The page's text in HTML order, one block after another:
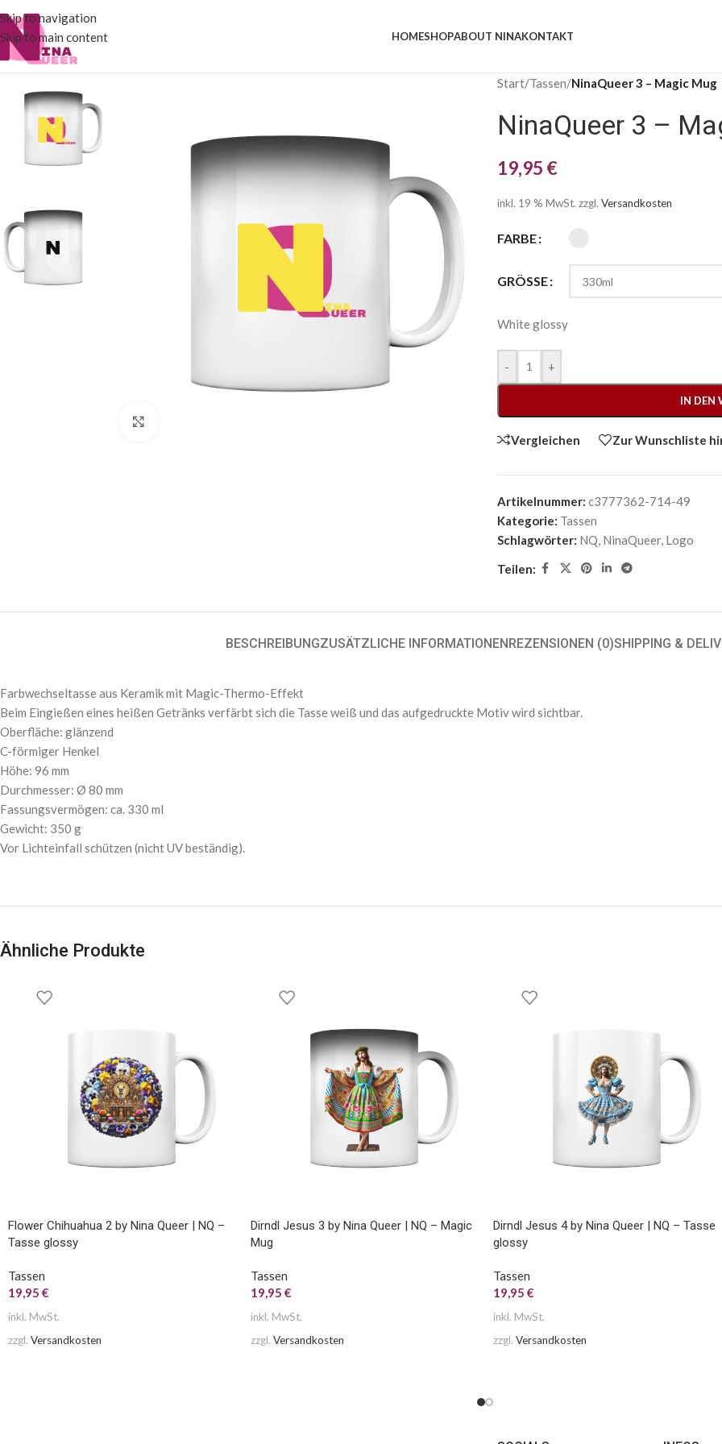
Skip to navigation
Skip to main content
HOMESHOPABOUT NINAKONTAKT
Start/Tassen/NinaQueer 3 – Magic Mug
NinaQueer 3 –
19,95 €
inkl. 19 % MwSt. zzgl. Versandkosten
FARBE
GRÖSSE
White glossy
- +
IN DEN
Vergleichen Zur Wunschliste
Artikelnummer: c3777362-714-49
Kategorie: Tassen
Schlagwörter: NQ, NinaQueer, Logo
Teilen:
BESCHREIBUNGZUSÄTZLICHE INFORMATIONENREZENSIONEN (0)SHIPPING &
Farbwechseltasse aus Keramik mit Magic-Thermo-Effekt
Beim Eingießen eines heißen Getränks verfärbt sich die Tasse weiß und das aufgedruckte Motiv wird sichtbar.
Oberfläche: glänzend
C-förmiger Henkel
Höhe: 96 mm
Durchmesser: Ø 80 mm
Fassungsvermögen: ca. 330 ml
Gewicht: 350 g
Vor Lichteinfall schützen (nicht UV beständig).
Ähnliche Produkte
Flower Chihuahua 2 by Nina Queer | NQ –
Tasse glossy
Tassen
19,95 €
inkl. MwSt.
zzgl. Versandkosten
Dirndl Jesus 3 by Nina Queer | NQ – Magic
Mug
Tassen
19,95 €
inkl. MwSt.
zzgl. Versandkosten
Dirndl Jesus 4 by Nina Queer | NQ – Tasse
glossy
Tassen
19,95 €
inkl. MwSt.
zzgl. Versandkosten